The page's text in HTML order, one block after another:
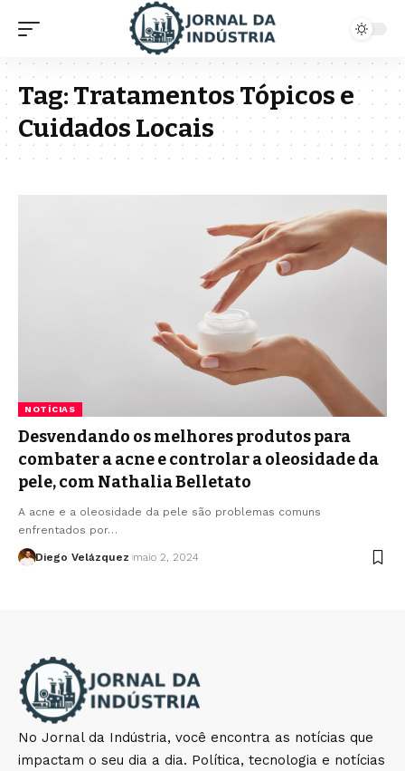
Tag:Tratamentos Tópicos e
Cuidados Locais
NOTÍCIAS
Desvendando os melhores produtos para
combater a acne e controlar a oleosidade da
pele, com Nathalia Belletato
A acne e a oleosidade da pele são problemas comuns
enfrentados por…
Diego Velázquez maio 2, 2024
No Jornal da Indústria, você encontra as notícias que
impactam o seu dia a dia. Política, tecnologia e notícias